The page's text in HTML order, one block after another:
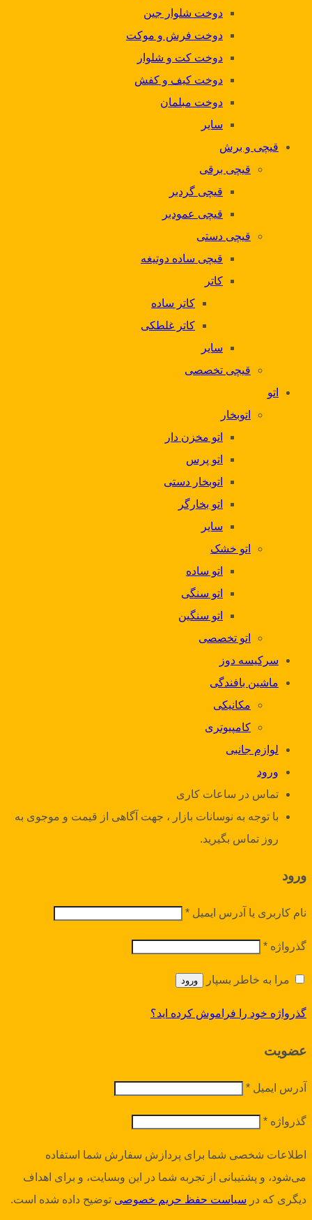
دوخت شلوار جین
دوخت فرش و موکت
دوخت کت و شلوار
دوخت کیف و کفش
دوخت مبلمان
سایر
قیچی و برش
قیچی برقی
قیچی گردبر
قیچی عمودبر
قیچی دستی
قیچی ساده دوتیغه
کاتر
کاتر ساده
کاتر غلطکی
سایر
قیچی تخصصی
اتو
اتوبخار
اتو مخزن دار
اتو پرس
اتوبخار دستی
اتو بخارگر
سایر
اتو خشک
اتو ساده
اتو سنگی
اتو سنگین
اتو تخصصی
سرکیسه دوز
ماشین بافندگی
مکانیکی
کامپیوتری
لوازم جانبی
ورود
تماس در ساعات کاری
با توجه به نوسانات بازار ، جهت آگاهی از قیمت و موجوی به
روز تماس بگیرید.
ورود
نام کاربری یا آدرس ایمیل *
گذرواژه *
مرا به خاطر بسپار ورود
گذرواژه خود را فراموش کرده اید؟
عضویت
آدرس ایمیل *
گذرواژه *
اطلاعات شخصی شما برای پردازش سفارش شما استفاده
می‌شود، و پشتیبانی از تجربه شما در این وبسایت، و برای اهداف
دیگری که در سیاست حفظ حریم خصوصی توضیح داده شده است.